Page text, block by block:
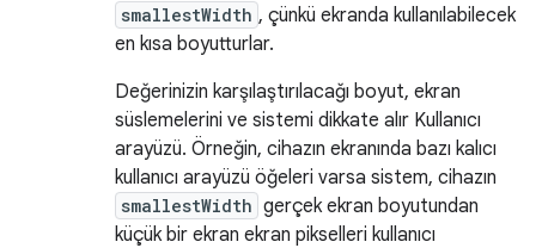
smallestWidth , çünkü ekranda kullanılabilecek
en kısa boyutturlar.
Değerinizin karşılaştırılacağı boyut, ekran
süslemelerini ve sistemi dikkate alır Kullanıcı
arayüzü. Örneğin, cihazın ekranında bazı kalıcı
kullanıcı arayüzü öğeleri varsa sistem, cihazın
smallestWidth gerçek ekran boyutundan
küçük bir ekran ekran pikselleri kullanıcı